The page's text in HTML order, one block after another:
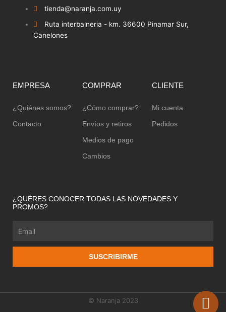
tienda@naranja.com.uy
Ruta interbalneria - km. 36600 Pinamar Sur,
Canelones
EMPRESA
¿Quiénes somos?
Contacto
COMPRAR
¿Cómo comprar?
Envíos y retiros
Medios de pago
Cambios
CLIENTE
Mi cuenta
Pedidos
¿QUÉRES CONOCER TODAS LAS NOVEDADES Y
PROMOS?
SUSCRIBIRME
© Naranja 2023